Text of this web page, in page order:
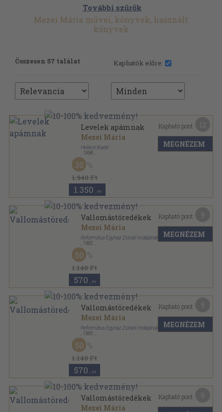
További szűrők
Mezei Mária művei, könyvek, használt
könyvek
Összesen 57 találat Kaphatók előre:
Levelek apámnak
Mezei Mária
Helikon Kiadó
1998
Fűzött kemény papírkötés
1.940 Ft
30
1.350 ,-Ft
Kapható pont:
MEGNÉZEM
Vallomástöredékek
Mezei Mária
Református Egyház Zsinati Irodájának Sajtóosztálya
1982
Vászon
1.140 Ft
50
570 ,-Ft
Kapható pont:
MEGNÉZEM
Vallomástöredékek
Mezei Mária
Református Egyház Zsinati Irodájának Sajtóosztálya
1985
Vászon
1.140 Ft
50
570 ,-Ft
Kapható pont:
MEGNÉZEM
Vallomástöredékek
Mezei Mária
Kapható pont: